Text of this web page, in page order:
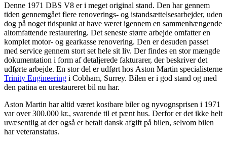
Denne 1971 DBS V8 er i meget original stand. Den har gennem
tiden gennemgået flere renoverings- og istandsættelsesarbejder, uden
dog på noget tidspunkt at have været igennem en sammenhængende
altomfattende restaurering. Det seneste større arbejde omfatter en
komplet motor- og gearkasse renovering. Den er desuden passet
med service gennem stort set hele sit liv. Der findes en stor mængde
dokumentation i form af detaljerede fakturarer, der beskriver det
udførte arbejde. En stor del er udført hos Aston Martin specialisterne
Trinity Engineering i Cobham, Surrey. Bilen er i god stand og med
den patina en urestaureret bil nu har.
Aston Martin har altid været kostbare biler og nyvognsprisen i 1971
var over 300.000 kr., svarende til et pænt hus. Derfor er det ikke helt
uvæsentlig at der også er betalt dansk afgift på bilen, selvom bilen
har veteranstatus.